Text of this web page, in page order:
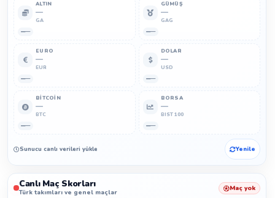
ALTIN
—
GA
—
GÜMÜŞ
—
GAG
—
EURO
—
EUR
—
DOLAR
—
USD
—
BITCOIN
—
BTC
—
BORSA
—
BIST 100
—
Sunucu canlı verileri yükleyemedi. Yenile
Canlı Maç Skorları
Türk takımları ve genel maçlar
Maç yok